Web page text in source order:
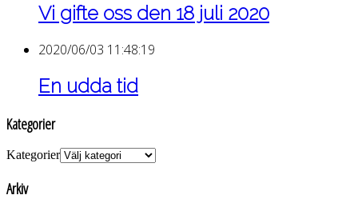
Vi gifte oss den 18 juli 2020
2020/06/03 11:48:19
En udda tid
Kategorier
Kategorier
Arkiv